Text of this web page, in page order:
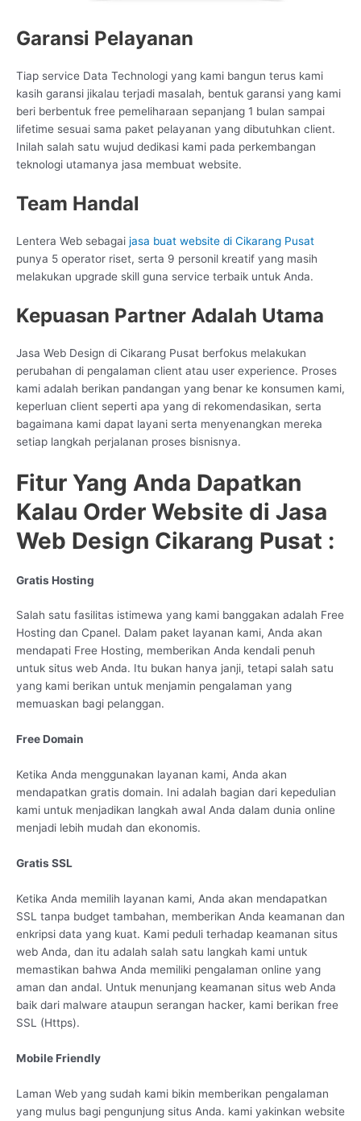
Garansi Pelayanan
Tiap service Data Technologi yang kami bangun terus kami
kasih garansi jikalau terjadi masalah, bentuk garansi yang kami
beri berbentuk free pemeliharaan sepanjang 1 bulan sampai
lifetime sesuai sama paket pelayanan yang dibutuhkan client.
Inilah salah satu wujud dedikasi kami pada perkembangan
teknologi utamanya jasa membuat website.
Team Handal
Lentera Web sebagai jasa buat website di Cikarang Pusat
punya 5 operator riset, serta 9 personil kreatif yang masih
melakukan upgrade skill guna service terbaik untuk Anda.
Kepuasan Partner Adalah Utama
Jasa Web Design di Cikarang Pusat berfokus melakukan
perubahan di pengalaman client atau user experience. Proses
kami adalah berikan pandangan yang benar ke konsumen kami,
keperluan client seperti apa yang di rekomendasikan, serta
bagaimana kami dapat layani serta menyenangkan mereka
setiap langkah perjalanan proses bisnisnya.
Fitur Yang Anda Dapatkan
Kalau Order Website di Jasa
Web Design Cikarang Pusat :
Gratis Hosting
Salah satu fasilitas istimewa yang kami banggakan adalah Free
Hosting dan Cpanel. Dalam paket layanan kami, Anda akan
mendapati Free Hosting, memberikan Anda kendali penuh
untuk situs web Anda. Itu bukan hanya janji, tetapi salah satu
yang kami berikan untuk menjamin pengalaman yang
memuaskan bagi pelanggan.
Free Domain
Ketika Anda menggunakan layanan kami, Anda akan
mendapatkan gratis domain. Ini adalah bagian dari kepedulian
kami untuk menjadikan langkah awal Anda dalam dunia online
menjadi lebih mudah dan ekonomis.
Gratis SSL
Ketika Anda memilih layanan kami, Anda akan mendapatkan
SSL tanpa budget tambahan, memberikan Anda keamanan dan
enkripsi data yang kuat. Kami peduli terhadap keamanan situs
web Anda, dan itu adalah salah satu langkah kami untuk
memastikan bahwa Anda memiliki pengalaman online yang
aman dan andal. Untuk menunjang keamanan situs web Anda
baik dari malware ataupun serangan hacker, kami berikan free
SSL (Https).
Mobile Friendly
Laman Web yang sudah kami bikin memberikan pengalaman
yang mulus bagi pengunjung situs Anda. kami yakinkan website